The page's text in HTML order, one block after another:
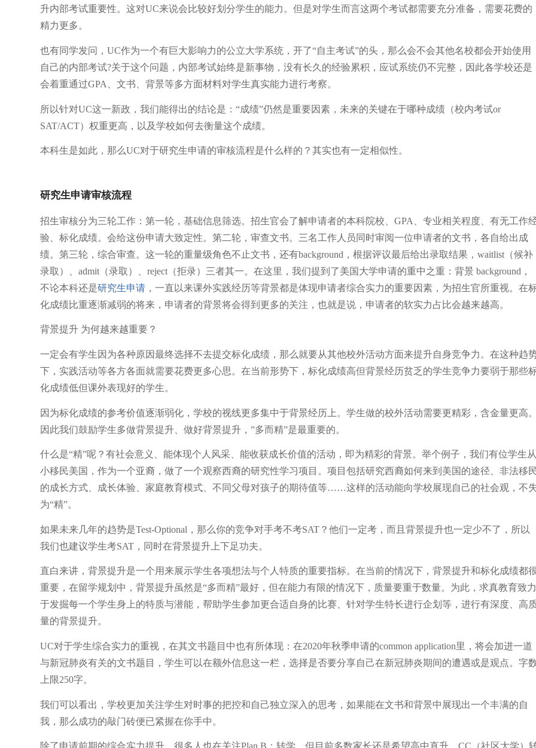
升内部考试重要性。这对UC来说会比较好划分学生的能力。但是对学生而言这两个考试都需要充分准备，需要花费的
精力更多。
也有同学发问，UC作为一个有巨大影响力的公立大学系统，开了“自主考试”的头，那么会不会其他名校都会开始使用
自己的内部考试?关于这个问题，内部考试始终是新事物，没有长久的经验累积，应试系统仍不完整，因此各学校还是
会着重通过GPA、文书、背景等多方面材料对学生真实能力进行考察。
所以针对UC这一新政，我们能得出的结论是：“成绩”仍然是重要因素，未来的关键在于哪种成绩（校内考试or
SAT/ACT）权重更高，以及学校如何去衡量这个成绩。
本科生是如此，那么UC对于研究生申请的审核流程是什么样的？其实也有一定相似性。
研究生申请审核流程
招生审核分为三轮工作：第一轮，基础信息筛选。招生官会了解申请者的本科院校、GPA、专业相关程度、有无工作
验、标化成绩。会给这份申请大致定性。第二轮，审查文书。三名工作人员同时审阅一位申请者的文书，各自给出成
绩。第三轮，综合审查。这一轮的重量级角色不止文书，还有background，根据评议最后给出录取结果，waitlist（候补
录取）、admit（录取）、reject（拒录）三者其一。在这里，我们提到了美国大学申请的重中之重：背景 background，
不论本科还是研究生申请 ，一直以来课外实践经历等背景都是体现申请者综合实力的重要因素，为招生官所重视。在
化成绩比重逐渐减弱的将来，申请者的背景将会得到更多的关注，也就是说，申请者的软实力占比会越来越高。
背景提升 为何越来越重要？
一定会有学生因为各种原因最终选择不去提交标化成绩，那么就要从其他校外活动方面来提升自身竞争力。在这种趋
下，实践活动等各方各面就需要花费更多心思。在当前形势下，标化成绩高但背景经历贫乏的学生竞争力要弱于那些
化成绩低但课外表现好的学生。
因为标化成绩的参考价值逐渐弱化，学校的视线更多集中于背景经历上。学生做的校外活动需要更精彩，含金量更高
因此我们鼓励学生多做背景提升、做好背景提升，”多而精”是最重要的。
什么是“精”呢？有社会意义、能体现个人风采、能收获成长价值的活动，即为精彩的背景。举个例子，我们有位学生从
小移民美国，作为一个亚裔，做了一个观察西裔的研究性学习项目。项目包括研究西裔如何来到美国的途径、非法移
的成长方式、成长体验、家庭教育模式、不同父母对孩子的期待值等……这样的活动能向学校展现自己的社会观，不
为“精”。
如果未来几年的趋势是Test-Optional，那么你的竞争对手考不考SAT？他们一定考，而且背景提升也一定少不了，所以
我们也建议学生考SAT，同时在背景提升上下足功夫。
直白来讲，背景提升是一个用来展示学生各项想法与个人特质的重要指标。在当前的情况下，背景提升和标化成绩都
重要，在留学规划中，背景提升虽然是“多而精”最好，但在能力有限的情况下，质量要重于数量。为此，求真教育致力
于发掘每一个学生身上的特质与潜能，帮助学生参加更合适自身的比赛、针对学生特长进行企划等，进行有深度、高
量的背景提升。
UC对于学生综合实力的重视，在其文书题目中也有所体现：在2020年秋季申请的common application里，将会加进一道
与新冠肺炎有关的文书题目，学生可以在额外信息这一栏，选择是否要分享自己在新冠肺炎期间的遭遇或是观点。字
上限250字。
我们可以看出，学校更加关注学生对时事的把控和自己独立深入的思考，如果能在文书和背景中展现出一个丰满的自
我，那么成功的敲门砖便已紧握在你手中。